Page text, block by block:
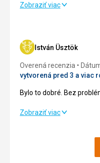
Celkově velmi dobré.
Ubytovanie
Okolie
Asi 10 minut chůze.
Často jsou rezervována
Zobraziť viac
István Üsztök
Overená recenzia
vytvorená pred 3 a viac
Bylo to dobré. Bez
Bylo to dobré. Bez
Zobraziť viac